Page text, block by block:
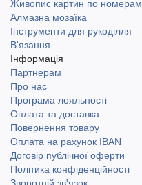
Живопис картин по номерам
Алмазна мозаїка
Інструменти для рукоділля
В'язання
Інформація
Партнерам
Про нас
Програма лояльності
Оплата та доставка
Повернення товару
Оплата на рахунок IBAN
Договір публічної оферти
Політика конфіденційності